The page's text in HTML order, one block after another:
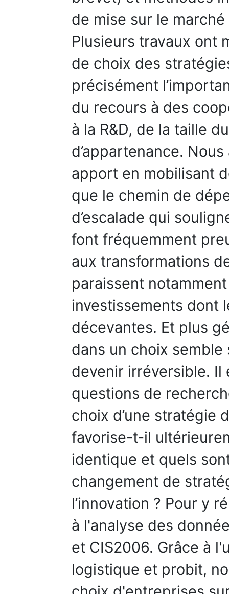
de mise sur le
Plusieurs travaux ont
de choix des
précisément
du recours à des
à la R&D, de la taille
d’appartenance.
apport en mobilisant
que le chemin de
d’escalade qui
font fréquemment
aux transformations
paraissent
investissements dont
décevantes. Et plus
dans un choix
devenir irréversible. Il
questions de
choix d’une stratégie
favorise-t-il
identique et quels
changement de
l’innovation ? Pour y
à l'analyse des
et CIS2006. Grâce à
logistique et probit,